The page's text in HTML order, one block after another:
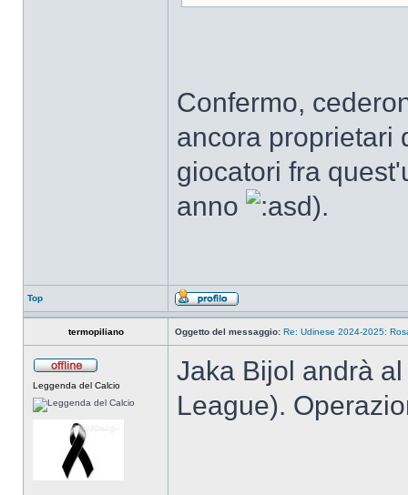
Confermo,
ancora proprietari
giocatori fra
anno
).
Top
termopiliano Oggetto del messaggio: Re: Udinese 2024-2025:
Leggenda del Calcio
Jaka Bijol andrà
League).